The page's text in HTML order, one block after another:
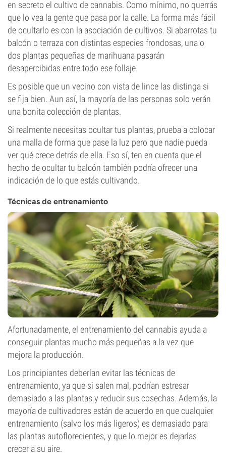
en secreto el cultivo de cannabis. Como mínimo, no querrás
que lo vea la gente que pasa por la calle. La forma más fácil
de ocultarlo es con la asociación de cultivos. Si abarrotas tu
balcón o terraza con distintas especies frondosas, una o
dos plantas pequeñas de marihuana pasarán
desapercibidas entre todo ese follaje.
Es posible que un vecino con vista de lince las distinga si
se fija bien. Aun así, la mayoría de las personas solo verán
una bonita colección de plantas.
Si realmente necesitas ocultar tus plantas, prueba a colocar
una malla de forma que pase la luz pero que nadie pueda
ver qué crece detrás de ella. Eso sí, ten en cuenta que el
hecho de ocultar tu balcón también podría ofrecer una
indicación de lo que estás cultivando.
Técnicas de entrenamiento
Afortunadamente, el entrenamiento del cannabis ayuda a
conseguir plantas mucho más pequeñas a la vez que
mejora la producción.
Los principiantes deberían evitar las técnicas de
entrenamiento, ya que si salen mal, podrían estresar
demasiado a las plantas y reducir sus cosechas. Además, la
mayoría de cultivadores están de acuerdo en que cualquier
entrenamiento (salvo los más ligeros) es demasiado para
las plantas autoflorecientes, y que lo mejor es dejarlas
crecer a su aire.